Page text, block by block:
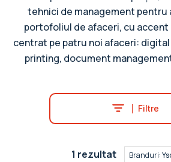
tehnici de management
portofoliul de afaceri, cu accent
centrat pe patru noi afaceri:
printing, document
Filtre
1 rezultat Branduri: